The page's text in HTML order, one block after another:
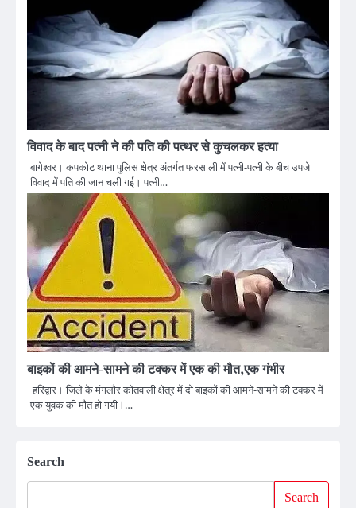
विवाद के बाद पत्नी ने की पति की पत्थर से कुचलकर हत्या
बागेश्वर। कपकोट थाना पुलिस क्षेत्र अंतर्गत फरसाली में पत्नी-पत्नी के बीच उपजे
विवाद में पति की जान चली गई। पत्नी…
बाइकों की आमने-सामने की टक्कर में एक की मौत,एक गंभीर
हरिद्वार। जिले के मंगलौर कोतवाली क्षेत्र में दो बाइकों की आमने-सामने की टक्कर में
एक युवक की मौत हो गयी।…
Search
Search